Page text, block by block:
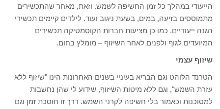
הייעודי במהלך כל זמן החשיפה לשמש. וזאת, מאחר שהתכשירים
מתמוססים בזיעה, במים, בשעת ניגוב ועוד. לילדים קיימים תכשירי
הגנה ייעודיים. כמו כן מציעות חברות הקוסמטיקה תכשירים
המיועדים לגוף ולפנים לאחר השיזוף – מומלץ בחום.
שיזוף עצמי
הטרנד הלוהט וגם הבריא בעיניי בשנים האחרונות הינו "שיזוף ללא
עזרת השמש", וגם ללא מיטות השיזוף, שידוע לי שהן נחשבות
למסוכנות וכאמור בלי חשיפה לקרני השמש. דרך זו חוסכת זמן וגם